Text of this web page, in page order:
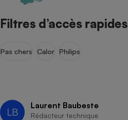
Filtres d’accès rapides
Pas chers Calor Philips
LB
Laurent Baubeste
Rédacteur technique